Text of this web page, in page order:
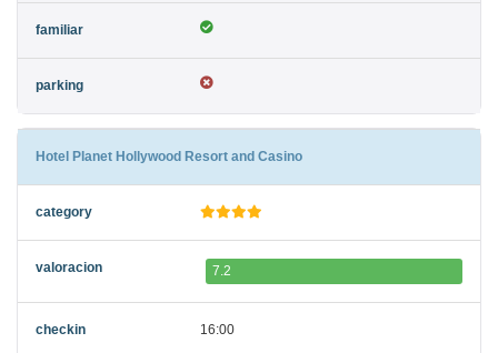
Hotel Planet Hollywood Resort and Casino
7.2
16:00